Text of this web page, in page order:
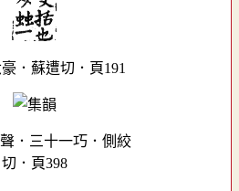
．蘇遭切．頁191